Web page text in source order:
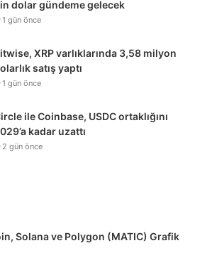
dolar gündeme gelecek
1 gün önce
XRP varlıklarında 3,58 milyon
satış yaptı
1 gün önce
ile Coinbase, USDC ortaklığını
kadar uzattı
2 gün önce
Solana ve Polygon (MATIC) Grafik